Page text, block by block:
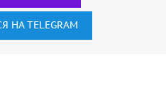
НА TELEGRAM